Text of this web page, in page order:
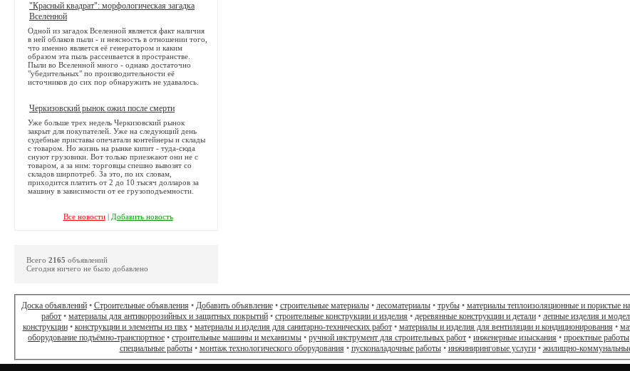
"Красный квадрат": морфологическая загадка
Вселенной
Одной из загадок Вселенной является факт наличия
в ней облаков пыли - и неясность в отношении того,
что именно является её генератором и каким
образом эта пыль рассеивается в пространстве.
Пыли во Вселенной много - однако достаточно
"убедительных" по производительности её
источников до сих пор обнаружить не удавалось.
Черкизовский рынок ожил после смерти
Уже больше трех недель Черкизовский рынок
закрыт для покупателей. Уже на следующий день
судебные приставы опечатали контейнеры и склады
с товаром. Но жизнь на рынке кипит - туда-сюда
снуют грузовики. Вот только приезжают они не с
товаром, а за ним: торговцы спешно вывозят со
складов ширпотреб. За это, по их словам,
приходится платить от 2 до 10 тысяч долларов за
машину в зависимости от ее грузоподъемности.
Все новости| Добавить новость
Всего 2165 объявлений
Сегодня ничего не было добавлено
Доска объявлений• Строительные объявления • Добавить объявление• строительные материалы• лесоматериалы• трубы• материалы теплоизоляционные и пористые
работ • материалы для антикоррозийных и защитных покрытий • строительные конструкции и изделия • деревянные конструкции и детали • лепные изделия и
конструкции• конструкции и элементы из пвх• материалы и изделия для санитарно-технических работ• материалы и изделия для вентиляции и кондиционирования •
оборудование подъёмно-транспортное • строительные машины и механизмы • ручной инструмент для строительных работ • инженерные изыскания • проектные работы
специальные работы• монтаж технологического оборудования • пусконаладочные работы• инжиниринговые услуги• жилищно-